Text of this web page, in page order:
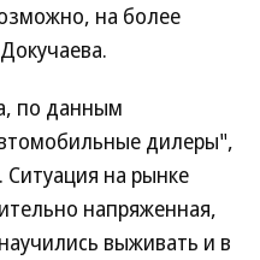
на более
по данным
дилеры",
Ситуация на рынке
напряженная,
выживать и в